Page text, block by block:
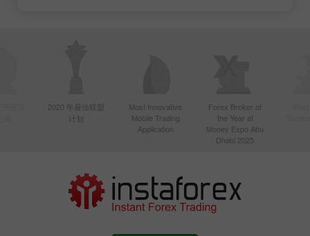
2020 年最佳联盟
计划
Most Innovative
Mobile Trading
Application
Forex Broker of
the Year at
Money Expo Abu
Dhabi 2025